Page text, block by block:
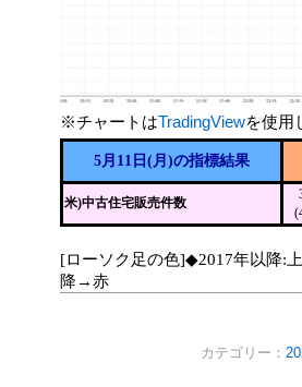
※チャートはTradingViewを使用
5月11日(月)の指標結果
米)中古住宅販売件数
[ローソク足の色]◆2017年以降
降→赤
カテゴリー：